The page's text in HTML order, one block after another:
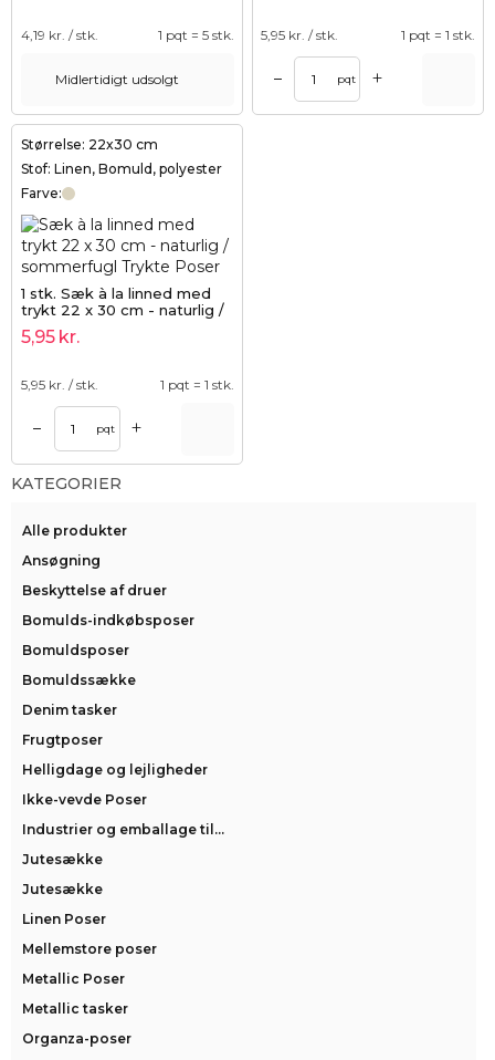
4,19 kr. / stk. 1 pqt = 5 stk.
Midlertidigt udsolgt
5,95 kr. / stk. 1 pqt = 1 stk.
– pqt +
Størrelse: 22x30 cm
Stof: Linen, Bomuld, polyester
Farve:
1 stk. Sæk à la linned med
trykt 22 x 30 cm - naturlig /
sommerfugl
5,95 kr.
5,95 kr. / stk. 1 pqt = 1 stk.
– pqt +
KATEGORIER
Alle produkter
Ansøgning
Beskyttelse af druer
Bomulds-indkøbsposer
Bomuldsposer
Bomuldssække
Denim tasker
Frugtposer
Helligdage og lejligheder
Ikke-vevde Poser
Industrier og emballage til...
Jutesække
Jutesække
Linen Poser
Mellemstore poser
Metallic Poser
Metallic tasker
Organza-poser